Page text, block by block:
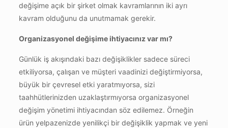
değişime açık bir şirket olmak kavramlarının iki ayrı
kavram olduğunu da unutmamak gerekir.
Organizasyonel değişime ihtiyacınız var mı?
Günlük iş akışındaki bazı değişiklikler sadece süreci
etkiliyorsa, çalışan ve müşteri vaadinizi değiştirmiyorsa,
büyük bir çevresel etki yaratmıyorsa, sizi
taahhütlerinizden uzaklaştırmıyorsa organizasyonel
değişim yönetimi ihtiyacından söz edilemez. Örneğin
ürün yelpazenizde yenilikçi bir değişiklik yapmak ve yeni